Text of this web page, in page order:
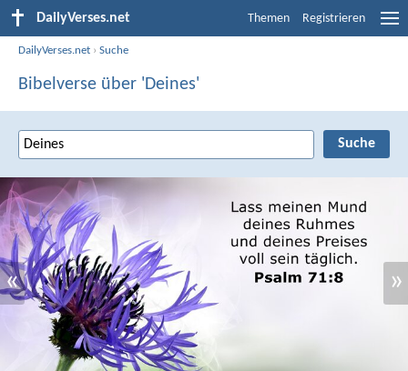
DailyVerses.net Themen Registrieren
DailyVerses.net ›Suche
Bibelverse über 'Deines'
« »